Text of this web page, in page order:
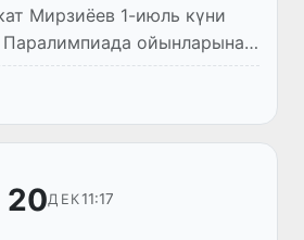
Мирзиёев 1-июль күни
ойынларына
усыныслар презентациясы
20ДЕК11:17